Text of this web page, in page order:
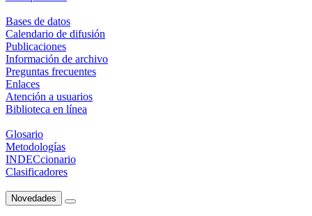
Bases de datos
Calendario de difusión
Publicaciones
Información de archivo
Preguntas frecuentes
Enlaces
Atención a usuarios
Biblioteca en línea
Glosario
Metodologías
INDECcionario
Clasificadores
Novedades